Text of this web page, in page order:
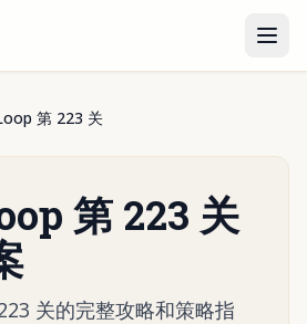
第 223 关
第 223 关
关的完整攻略和策略指